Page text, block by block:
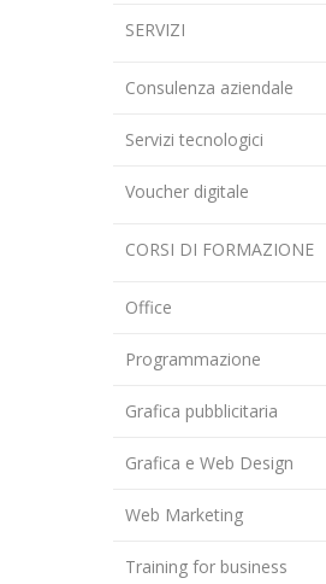
SERVIZI
Consulenza aziendale
Servizi tecnologici
Voucher digitale
CORSI DI FORMAZIONE
Office
Programmazione
Grafica pubblicitaria
Grafica e Web Design
Web Marketing
Training for business